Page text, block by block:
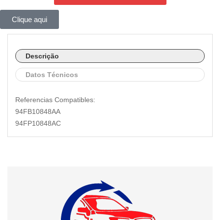
Clique aqui
Descrição
Datos Técnicos
Referencias Compatibles:
94FB10848AA
94FP10848AC